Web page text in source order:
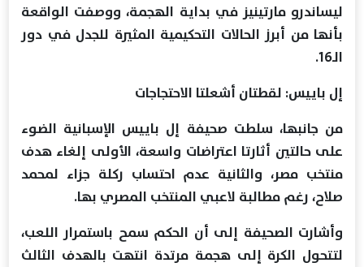
ليساندرو مارتينيز في بداية الهجمة، ووصفت الواقعة
بأنها من أبرز الحالات التحكيمية المثيرة للجدل في دور
الـ16.
إل باييس: لقطتان أشعلتا الاحتجاجات
من جانبها، سلطت صحيفة إل باييس الإسبانية الضوء
على حالتين أثارتا اعتراضات واسعة، الأولى إلغاء هدف
منتخب مصر، والثانية عدم احتساب ركلة جزاء لمحمد
صلاح، رغم مطالبة لاعبي المنتخب المصري بها.
وأشارت الصحيفة إلى أن الحكم سمح باستمرار اللعب،
لتتحول الكرة إلى هجمة مرتدة انتهت بالهدف الثالث